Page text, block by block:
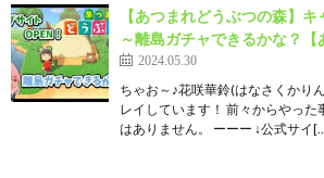
【あつまれどうぶつの森】
～離島ガチャできるかな？【
2024.05.30
ちゃお～♪花咲華鈴(はなさくかり
レイしています！ 前々からやっ
はありません。 ーーー ↓公式サイ